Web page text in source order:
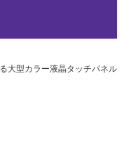
大型カラー液晶タッチパネル